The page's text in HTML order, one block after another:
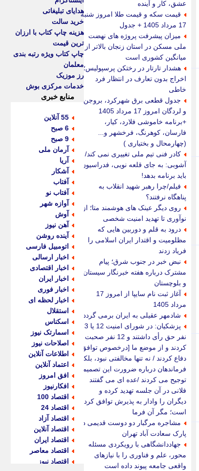
عشق، کار و آینده
قیمت سکه و قیمت طلا امروز شنبه
17 مرداد 1405 + جدول
میزان پیشرفت پروژه های نهضت
ملی مسکن در استان زنجان بالاتر از
میانگین کشوری است
هشدار تارتار در رختکن پرسپولیس؛
اخراج بدون تعارف در انتظار فرد
خاطی
جدول قطعی برق شهرکرد، بروجن
و لردگان امروز 17 مرداد 1405
+برنامه خاموشی فلارد، کیار،
فارسان، کوهرنگ، فرخشهر و...
(چهارمحال و بختیاری )
کادر فنی تیم ملی تغییری نمی کند/
آشوبی: به جای قلعه نویی، فدراسیون
باید برنامه بدهد!
فیلم/چرا رهبر شهید انقلاب به
پناهگاه نرفتند؟
روی دیگر عینک های هوشمند متا؛ از
نوآوری تا تهدید امنیت شخصی
درود به قلم و دوربین هایی که
مظلومیت و اقتدار ایران اسلامی را
فریاد زدند
نبض خبر در جنوب شرق؛ پیام
مشترک درباره هفته خبرنگار سیستان
و بلوچستان
آغاز ثبت نام سایپا از امروز 17
مرداد 1405
شادمهر عقیلی به ایران برمی گردد؟
پزشکیان: در شورای امنیت 12 یا 13
نفر حق رأی داشتند و 12 نفر صحبت
کردند و از موضع ما [درخصوص توافق]
دفاع کردند / نه تنها مخالفتی نبود، بلکه
فرماندهان درباره ضرورت این تصمیم
توجیح می کردند /عده ای می گفتند
فلانی در آن جلسه تهدید کرده و
دیگران را وادار به پذیرش توافق کرده
است؛ مگر آن فرما
مشاجره مرگبار دو دوست قدیمی در
پارک سعادت آباد تهران
جهاددانشگاهی با رویکردی مسئله
محور، علم و فناوری را با نیازهای
واقعی جامعه پیوند داده است
هدایای تبلیغاتی
خرید سالت
هزینه چاپ کتاب با ارزان
ترین قیمت
چاپ کتاب ویژه رتبه بندی
معلمان
رز موزیک
خدمات مرکزی بوش
منابع خبری
55 آنلاین
6 صبح
9 صبح
آرمان ملی
آریا
آشکار
آفتاب
آفتاب نو
آوازه شهر
آوش
آهن نیوز
آینده روشن
اتومبیل فارسی
اخبار ارسالی
اخبار اقتصادی
اخبار ایران
اخبار فوری
اخبار لحظه ای
استقلال
اسکناس
اسمارتک نیوز
اصلاحات نیوز
اطلاعات آنلاین
اعتماد آنلاین
افق امروز
افکارنیوز
اقتصاد 100
اقتصاد 24
اقتصاد آزاد
اقتصاد آنلاین
اقتصاد ایران
اقتصاد معاصر
اقتصاد نیوز